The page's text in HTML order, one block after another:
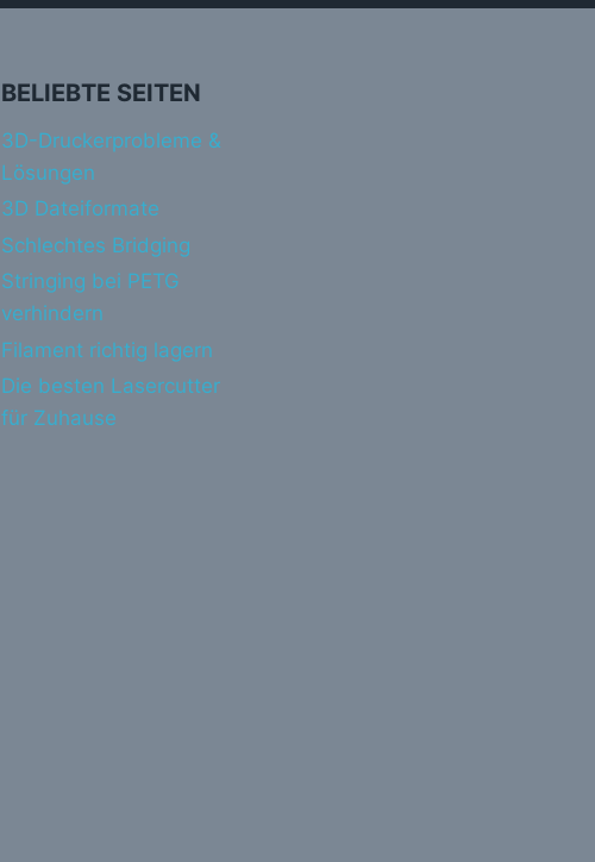
BELIEBTE SEITEN
3D-Druckerprobleme &
Lösungen
3D Dateiformate
Schlechtes Bridging
Stringing bei PETG
verhindern
Filament richtig lagern
Die besten Lasercutter
für Zuhause